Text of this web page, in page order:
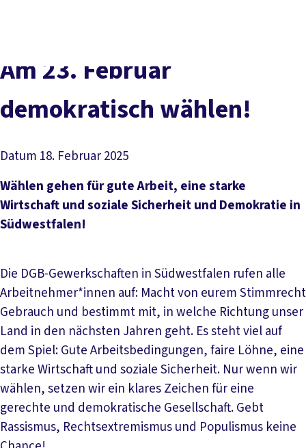
Mitmachen
Am 23. Februar
demokratisch wählen!
Datum 18. Februar 2025
Wählen gehen für gute Arbeit, eine starke
Wirtschaft und soziale Sicherheit und Demokratie in
Südwestfalen!
Die DGB-Gewerkschaften in Südwestfalen rufen alle
Arbeitnehmer*innen auf: Macht von eurem Stimmrecht
Gebrauch und bestimmt mit, in welche Richtung unser
Land in den nächsten Jahren geht. Es steht viel auf
dem Spiel: Gute Arbeitsbedingungen, faire Löhne, eine
starke Wirtschaft und soziale Sicherheit. Nur wenn wir
wählen, setzen wir ein klares Zeichen für eine
gerechte und demokratische Gesellschaft. Gebt
Rassismus, Rechtsextremismus und Populismus keine